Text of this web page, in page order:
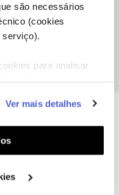
são necessários
(cookies
para analisar
e
aos seus interesses
Pode gerir a
"Configurar
Ver mais detalhes